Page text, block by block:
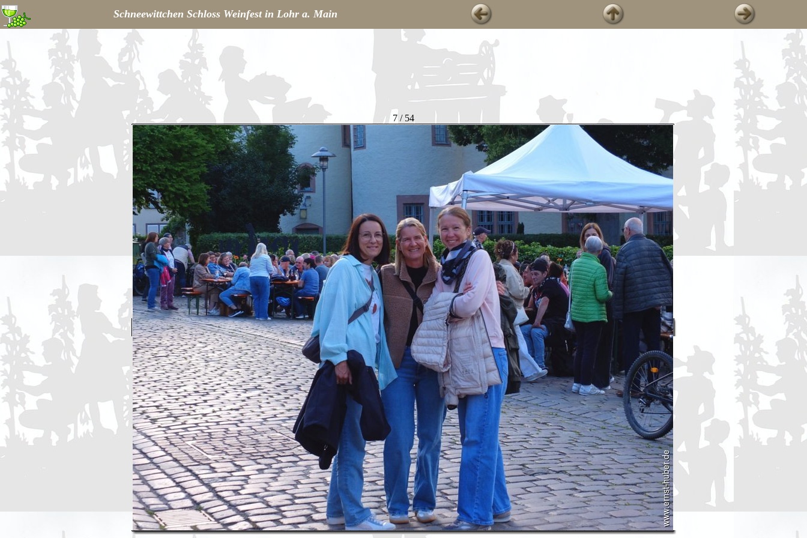
Schneewittchen Schloss Weinfest in Lohr a. Main
7 / 54